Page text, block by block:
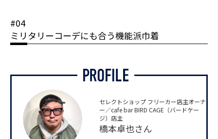
#04
ミリタリーコーデにも合う機能派巾着
セレクトショップ フリーカー店主オーナ
ー／cafe bar BIRD CAGE（バードケー
ジ）店主
橋本卓也さん